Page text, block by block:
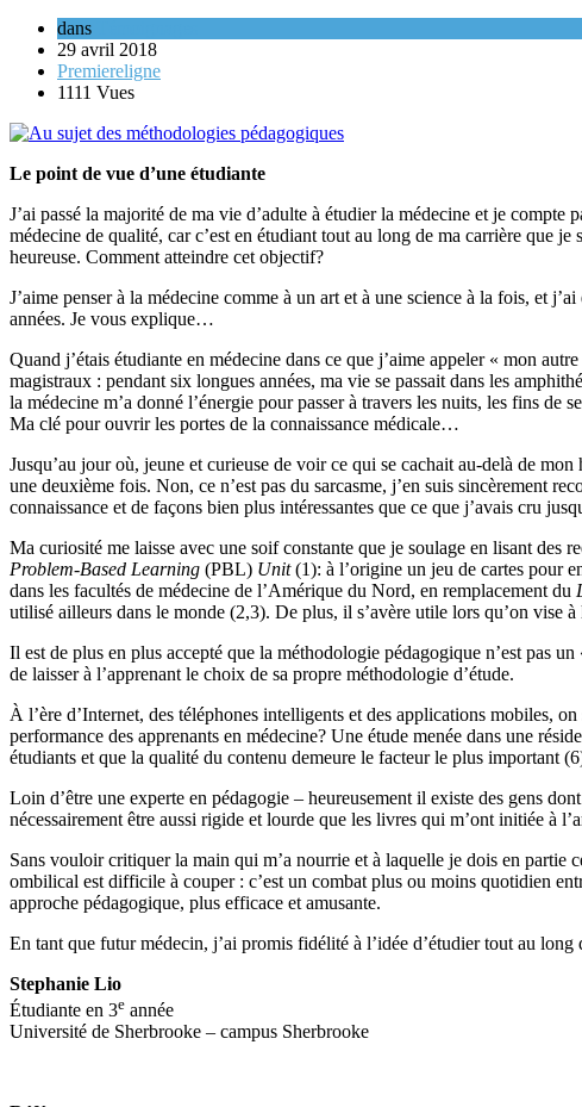
dans
29 avril 2018
Premiereligne
1111 Vues
Le point de vue d’une étudiante
J’ai passé la majorité de ma vie d’adulte à étudier la médecine et je
médecine de qualité, car c’est en étudiant tout au long de ma carrière que
heureuse. Comment atteindre cet objectif?
J’aime penser à la médecine comme à un art et à une science à la fois, et
années. Je vous explique…
Quand j’étais étudiante en médecine dans ce que j’aime appeler « mon
magistraux : pendant six longues années, ma vie se passait dans les
la médecine m’a donné l’énergie pour passer à travers les nuits, les fins de
Ma clé pour ouvrir les portes de la connaissance médicale…
Jusqu’au jour où, jeune et curieuse de voir ce qui se cachait au-delà de
une deuxième fois. Non, ce n’est pas du sarcasme, j’en suis sincèrement
connaissance et de façons bien plus intéressantes que ce que j’avais cru
Ma curiosité me laisse avec une soif constante que je soulage en lisant des
Problem-Based Learning (PBL) Unit(1): à l’origine un jeu de cartes pour
dans les facultés de médecine de l’Amérique du Nord, en remplacement du
utilisé ailleurs dans le monde (2,3). De plus, il s’avère utile lors qu’on vise
Il est de plus en plus accepté que la méthodologie pédagogique n’est pas un
de laisser à l’apprenant le choix de sa propre méthodologie d’étude.
À l’ère d’Internet, des téléphones intelligents et des applications mobiles,
performance des apprenants en médecine? Une étude menée dans une
étudiants et que la qualité du contenu demeure le facteur le plus important
Loin d’être une experte en pédagogie – heureusement il existe des gens
nécessairement être aussi rigide et lourde que les livres qui m’ont initiée à
Sans vouloir critiquer la main qui m’a nourrie et à laquelle je dois en partie
ombilical est difficile à couper : c’est un combat plus ou moins quotidien
approche pédagogique, plus efficace et amusante.
En tant que futur médecin, j’ai promis fidélité à l’idée d’étudier tout au
Stephanie Lio
Étudiante en 3e année
Université de Sherbrooke – campus Sherbrooke